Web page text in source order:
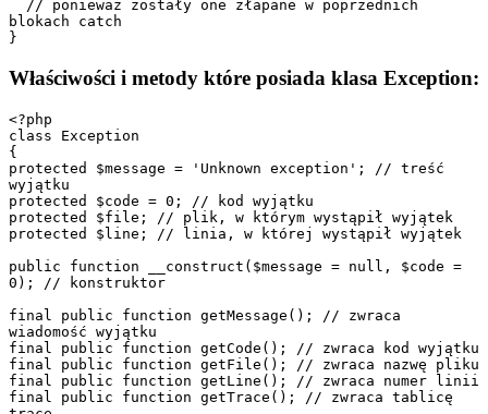
blokach catch
Właściwości i metody które posiada klasa Exception:
<?php
class Exception
{
protected $message = 'Unknown exception'; // treść
wyjątku
protected $code = 0; // kod wyjątku
protected $file; // plik, w którym wystąpił wyjątek
protected $line; // linia, w której wystąpił wyjątek
public function __construct($message = null, $code =
0); // konstruktor
final public function getMessage(); // zwraca
wiadomość wyjątku
final public function getCode(); // zwraca kod wyjątku
final public function getFile(); // zwraca nazwę pliku
final public function getLine(); // zwraca numer linii
final public function getTrace(); // zwraca tablicę